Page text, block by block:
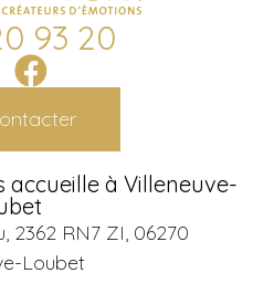
93 20
à Villeneuve-
2362 RN7 ZI, 06270
Loubet